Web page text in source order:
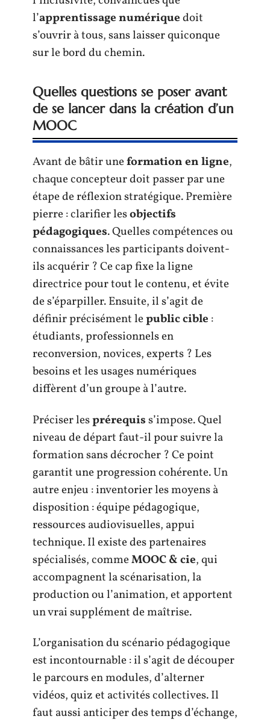
l’apprentissage numériquedoit
s’ouvrir à tous, sans laisser quiconque
sur le bord du chemin.
Quelles questions se poser avant
de se lancer dans la création d’un
MOOC
Avant de bâtir uneformation en ligne,
chaque concepteur doit passer par une
étape de réflexion stratégique. Première
pierre : clarifier lesobjectifs
pédagogiques. Quelles compétences ou
connaissances les participants doivent-
ils acquérir ? Ce cap fixe la ligne
directrice pour tout le contenu, et évite
de s’éparpiller. Ensuite, il s’agit de
définir précisément lepublic cible :
étudiants, professionnels en
reconversion, novices, experts ? Les
besoins et les usages numériques
diffèrent d’un groupe à l’autre.
Préciser lesprérequiss’impose. Quel
niveau de départ faut-il pour suivre la
formation sans décrocher ? Ce point
garantit une progression cohérente. Un
autre enjeu : inventorier les moyens à
disposition : équipe pédagogique,
ressources audiovisuelles, appui
technique. Il existe des partenaires
spécialisés, commeMOOC & cie, qui
accompagnent la scénarisation, la
production ou l’animation, et apportent
un vrai supplément de maîtrise.
L’organisation du scénario pédagogique
est incontournable : il s’agit de découper
le parcours en modules, d’alterner
vidéos, quiz et activités collectives. Il
faut aussi anticiper des temps d’échange,